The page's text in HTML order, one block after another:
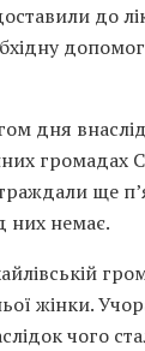
до
дня
громадах
ще
них немає.
жінки.
чого